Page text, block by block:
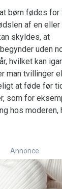
børn fødes
af en eller
skyldes, at
uden
hvilket kan
man tvillinger
at føde før
som for
hos
Annonce